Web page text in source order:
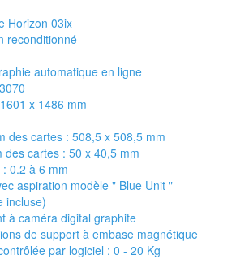
Horizon 03ix
reconditionné
automatique en ligne
x 1486 mm
des cartes : 508,5 x 508,5 mm
des cartes : 50 x 40,5 mm
0.2 à 6 mm
aspiration modèle " Blue Unit "
incluse)
à caméra digital graphite
de support à embase magnétique
par logiciel : 0 - 20 Kg